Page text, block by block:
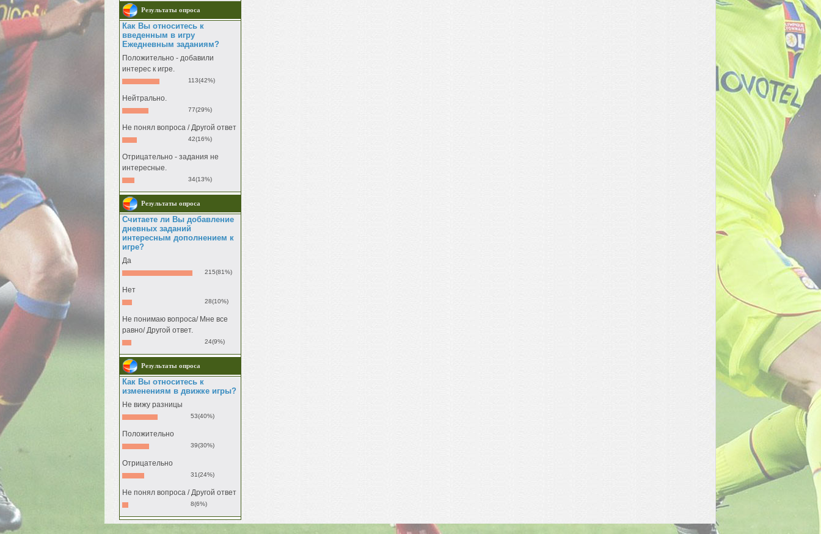
Результаты опроса
Как Вы относитесь к
введенным в игру
Ежедневным заданиям?
Положительно - добавили
интерес к игре.
113(42%)
Нейтрально.
77(29%)
Не понял вопроса / Другой ответ
42(16%)
Отрицательно - задания не
интересные.
34(13%)
Результаты опроса
Считаете ли Вы добавление
дневных заданий
интересным дополнением к
игре?
Да
215(81%)
Нет
28(10%)
Не понимаю вопроса/ Мне все
равно/ Другой ответ.
24(9%)
Результаты опроса
Как Вы относитесь к
изменениям в движке игры?
Не вижу разницы
53(40%)
Положительно
39(30%)
Отрицательно
31(24%)
Не понял вопроса / Другой ответ
8(6%)